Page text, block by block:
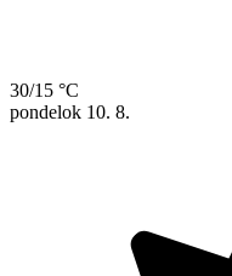
30/15 °C
pondelok 10. 8.